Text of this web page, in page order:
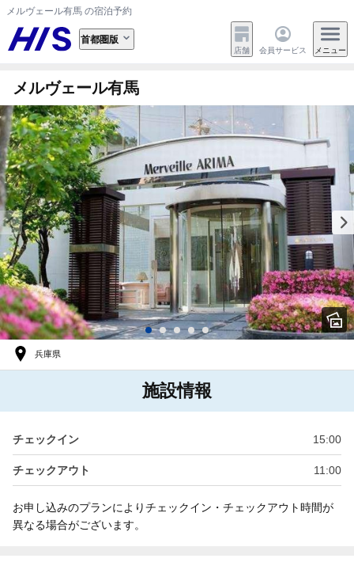
メルヴェール有馬 の宿泊予約
首都圏版
店舗 会員サービス メニュー
メルヴェール有馬
兵庫県
施設情報
チェックイン 15:00
チェックアウト 11:00
お申し込みのプランによりチェックイン・チェックアウト時間が
異なる場合がございます。